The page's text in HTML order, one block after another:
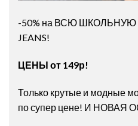
-50% на ВСЮ ШКОЛЬНУЮ
JEANS!
ЦЕНЫ от 149р!
Только крутые и модные
по супер цене! И